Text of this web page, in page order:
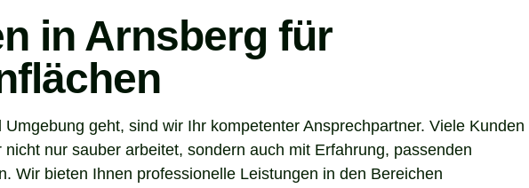
in Arnsberg für
geht, sind wir Ihr kompetenter Ansprechpartner. Viele Kunden
nur sauber arbeitet, sondern auch mit Erfahrung, passenden
Wir bieten Ihnen professionelle Leistungen in den Bereichen